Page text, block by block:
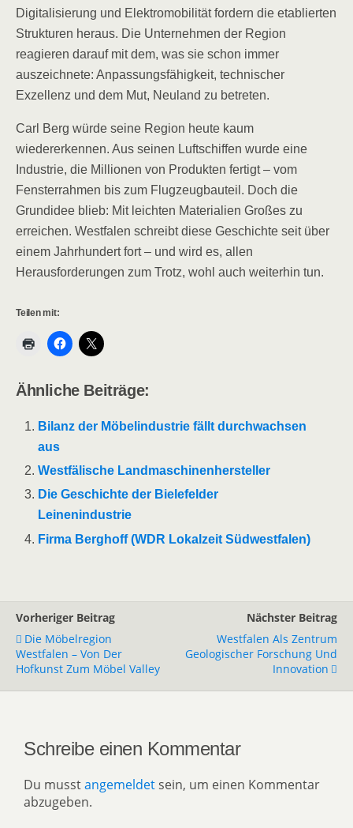
Digitalisierung und Elektromobilität fordern die etablierten
Strukturen heraus. Die Unternehmen der Region
reagieren darauf mit dem, was sie schon immer
auszeichnete: Anpassungsfähigkeit, technischer
Exzellenz und dem Mut, Neuland zu betreten.
Carl Berg würde seine Region heute kaum
wiedererkennen. Aus seinen Luftschiffen wurde eine
Industrie, die Millionen von Produkten fertigt – vom
Fensterrahmen bis zum Flugzeugbauteil. Doch die
Grundidee blieb: Mit leichten Materialien Großes zu
erreichen. Westfalen schreibt diese Geschichte seit über
einem Jahrhundert fort – und wird es, allen
Herausforderungen zum Trotz, wohl auch weiterhin tun.
Teilen mit:
Ähnliche Beiträge:
Bilanz der Möbelindustrie fällt durchwachsen
aus
Westfälische Landmaschinenhersteller
Die Geschichte der Bielefelder
Leinenindustrie
Firma Berghoff (WDR Lokalzeit Südwestfalen)
Vorheriger Beitrag
Die Möbelregion
Westfalen – Von Der
Hofkunst Zum Möbel Valley
Nächster Beitrag
Westfalen Als Zentrum
Geologischer Forschung Und
Innovation
Schreibe einen Kommentar
Du musstangemeldet sein, um einen Kommentar
abzugeben.